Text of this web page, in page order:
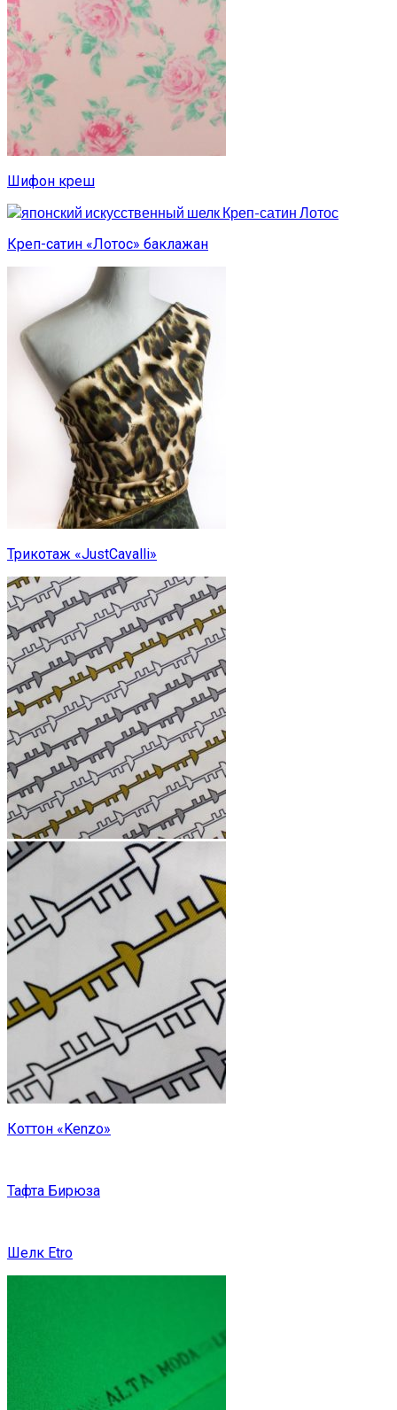
Шифон креш
Креп-сатин «Лотос» баклажан
Трикотаж «JustCavalli»
Коттон «Kenzo»
Тафта Бирюза
Шелк Etro